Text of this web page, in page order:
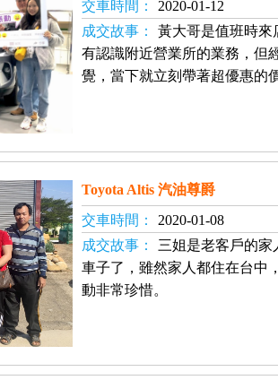
交車時間：
2020-01-12
成交故事：
黃大哥是值班時來
有認識附近營業所的業務，但
覺，當下就立刻帶著超優惠的
Toyota Altis 汽油尊爵
交車時間：
2020-01-08
成交故事：
三姐是老客戶的家
車子了，雖然家人都住在台中
動非常珍惜。